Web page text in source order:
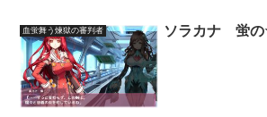
血蛍舞う煉獄の審判者 ソラカナ 蛍